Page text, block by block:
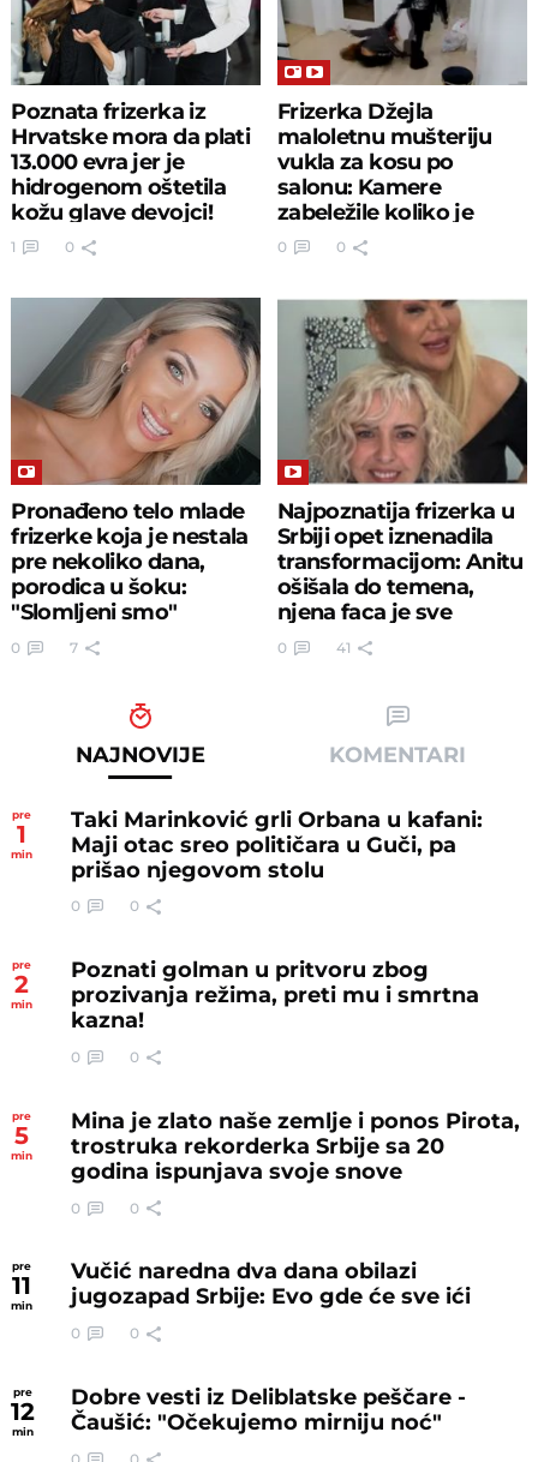
Poznata frizerka iz
Hrvatske mora da plati
13.000 evra jer je
hidrogenom oštetila
kožu glave devojci!
1 0
Frizerka Džejla
maloletnu mušteriju
vukla za kosu po
salonu: Kamere
zabeležile koliko je
besnela
0 0
Pronađeno telo mlade
frizerke koja je nestala
pre nekoliko dana,
porodica u šoku:
"Slomljeni smo"
0 7
Najpoznatija frizerka u
Srbiji opet iznenadila
transformacijom: Anitu
ošišala do temena,
njena faca je sve
0 41
NAJNOVIJE KOMENTARI
pre
1
min
Taki Marinković grli Orbana u kafani:
Maji otac sreo političara u Guči, pa
prišao njegovom stolu
0 0
pre
2
min
Poznati golman u pritvoru zbog
prozivanja režima, preti mu i smrtna
kazna!
0 0
pre
5
min
Mina je zlato naše zemlje i ponos Pirota,
trostruka rekorderka Srbije sa 20
godina ispunjava svoje snove
0 0
pre
11
min
Vučić naredna dva dana obilazi
jugozapad Srbije: Evo gde će sve ići
0 0
pre
12
min
Dobre vesti iz Deliblatske peščare -
Čaušić: "Očekujemo mirniju noć"